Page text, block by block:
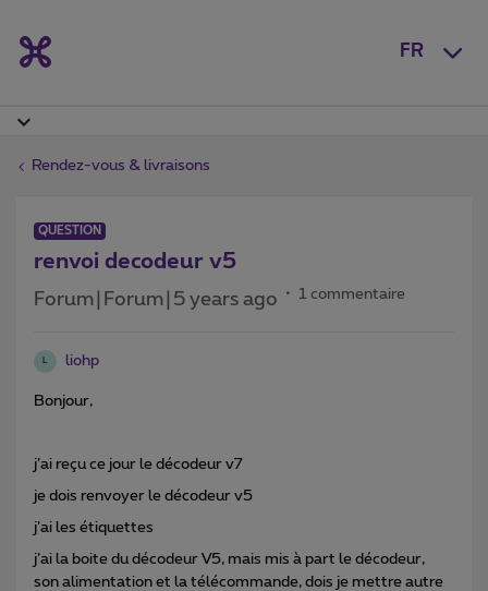
FR
Rendez-vous & livraisons
QUESTION
renvoi decodeur v5
Forum|Forum|5 years ago 1 commentaire
L liohp
Bonjour,
j’ai reçu ce jour le décodeur v7
je dois renvoyer le décodeur v5
j’ai les étiquettes
j’ai la boite du décodeur V5, mais mis à part le décodeur,
son alimentation et la télécommande, dois je mettre autre